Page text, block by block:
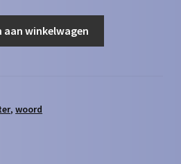
aan winkelwagen
,woord